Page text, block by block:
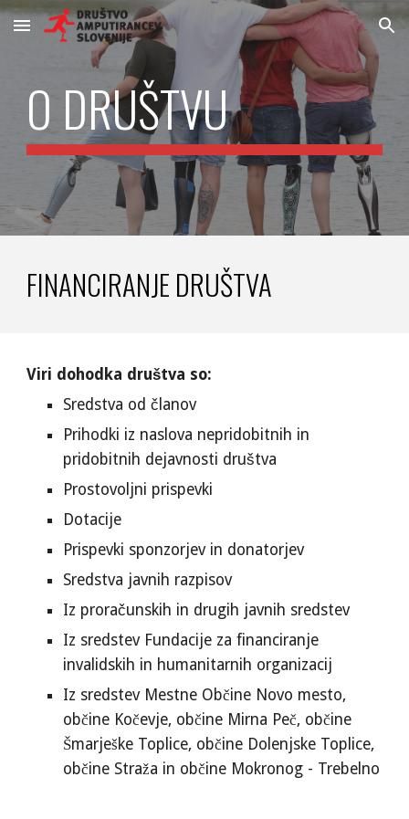
Skip to main content Skip to navigation
O DRUŠTVU
FINANCIRANJE DRUŠTVA
Viri dohodka društva so:
Sredstva od članov
Prihodki iz naslova nepridobitnih in
pridobitnih dejavnosti društva
Prostovoljni prispevki
Dotacije
Prispevki sponzorjev in donatorjev
Sredstva javnih razpisov
Iz proračunskih in drugih javnih sredstev
Iz sredstev Fundacije za financiranje
invalidskih in humanitarnih organizacij
Iz sredstev Mestne Občine Novo mesto,
občine Kočevje, občine Mirna Peč, občine
Šmarješke Toplice, občine Dolenjske Toplice,
občine Straža in občine Mokronog - Trebelno